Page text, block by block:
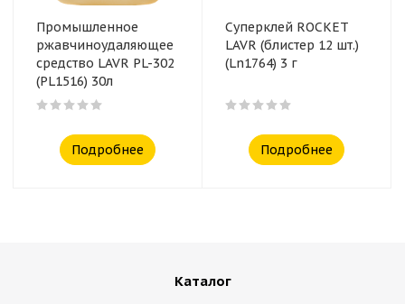
Промышленное
ржавчиноудаляющее
средство LAVR PL-302
(PL1516) 30л
Подробнее
Суперклей ROCKET
LAVR (блистер 12 шт.)
(Ln1764) 3 г
Подробнее
Каталог